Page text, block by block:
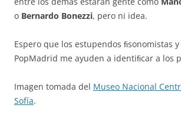
o Bernardo Bonezzi, pero ni idea.
Espero que los estupendos ﬁsonomistas
PopMadrid me ayuden a identiﬁcar a los
Imagen tomada del Museo Nacional
Sofía.